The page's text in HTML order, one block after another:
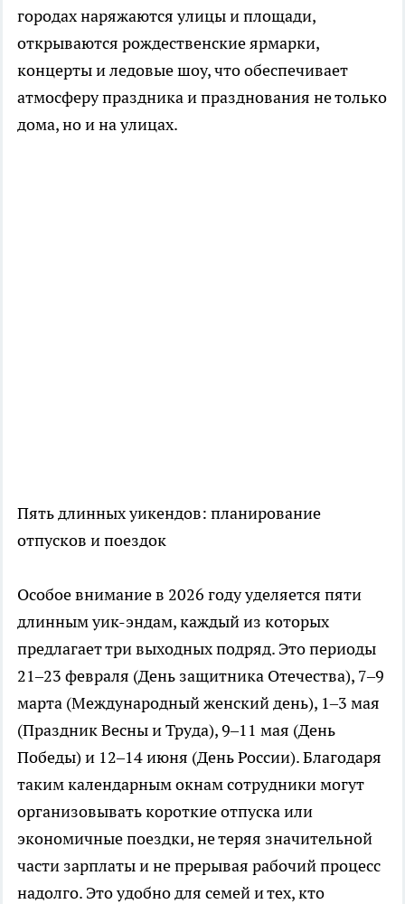
городах наряжаются улицы и площади,
открываются рождественские ярмарки,
концерты и ледовые шоу, что обеспечивает
атмосферу праздника и празднования не только
дома, но и на улицах.​
Пять длинных уикендов: планирование
отпусков и поездок
Особое внимание в 2026 году уделяется пяти
длинным уик-эндам, каждый из которых
предлагает три выходных подряд. Это периоды
21–23 февраля (День защитника Отечества), 7–9
марта (Международный женский день), 1–3 мая
(Праздник Весны и Труда), 9–11 мая (День
Победы) и 12–14 июня (День России). Благодаря
таким календарным окнам сотрудники могут
организовывать короткие отпуска или
экономичные поездки, не теряя значительной
части зарплаты и не прерывая рабочий процесс
надолго. Это удобно для семей и тех, кто